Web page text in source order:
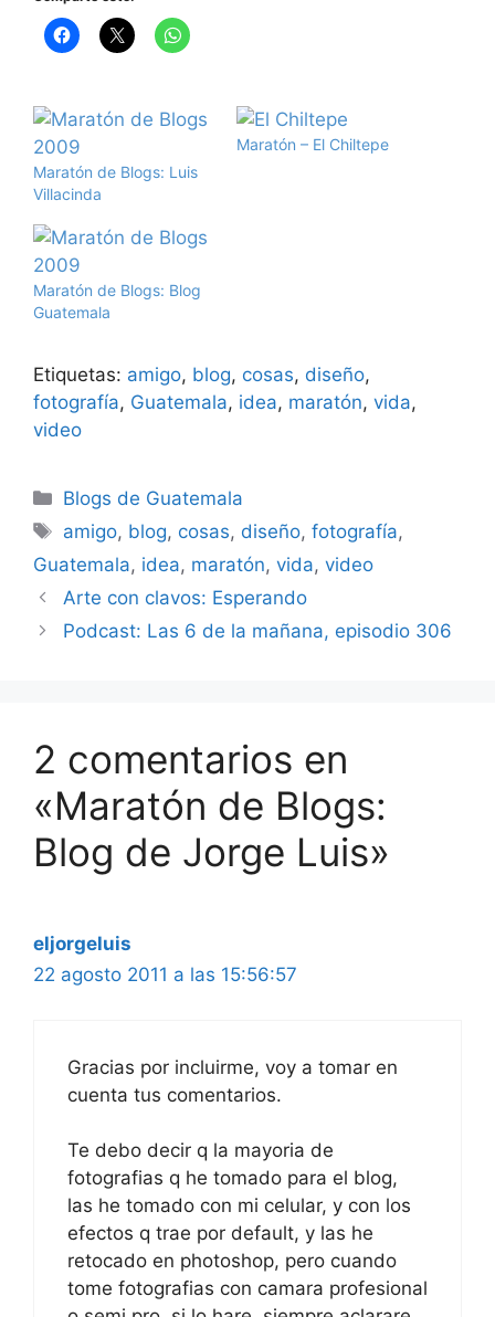
Maratón de Blogs: Luis
Villacinda
Maratón – El Chiltepe
Maratón de Blogs: Blog
Guatemala
Etiquetas: amigo, blog, cosas, diseño,
fotografía, Guatemala, idea, maratón, vida,
video
Categorías
Blogs de Guatemala
Etiquetas
amigo, blog, cosas, diseño,fotografía,
Guatemala, idea, maratón, vida, video
Arte con clavos: Esperando
Podcast: Las 6 de la mañana, episodio 306
2 comentarios en
«Maratón de Blogs:
Blog de Jorge Luis»
eljorgeluis
22 agosto 2011 a las 15:56:57
Gracias por incluirme, voy a tomar en
cuenta tus comentarios.
Te debo decir q la mayoria de
fotografias q he tomado para el blog,
las he tomado con mi celular, y con los
efectos q trae por default, y las he
retocado en photoshop, pero cuando
tome fotografias con camara profesional